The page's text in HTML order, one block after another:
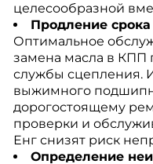
целесообразной
Продление
Оптимальное
замена масла в КПП
службы сцепления.
выжимного
дорогостоящему
проверки и
Енг снизят риск
Определение